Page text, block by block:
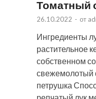
Томатный
26.10.2022 - от
Ингредиенты
растительное
собственном
свежемолотый
петрушка
репчатый лук